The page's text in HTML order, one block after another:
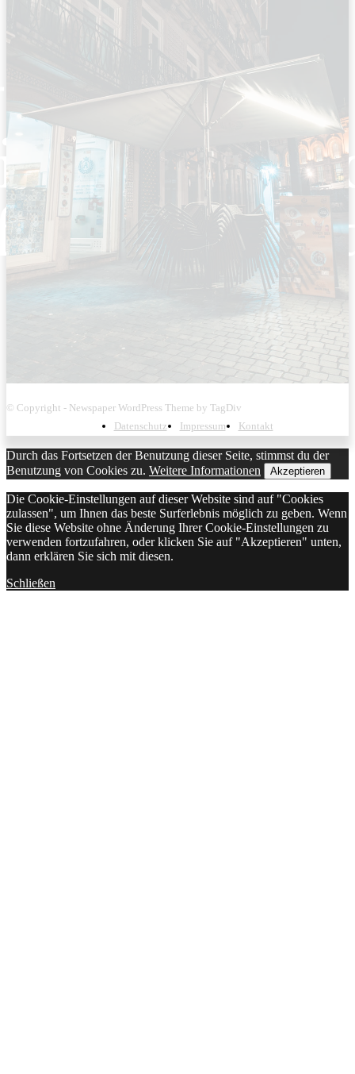
© Copyright - Newspaper WordPress Theme by TagDiv
Datenschutz
Impressum Kontakt
Durch das Fortsetzen der Benutzung dieser Seite, stimmst du der
Benutzung von Cookies zu. Weitere Informationen Akzeptieren
Die Cookie-Einstellungen auf dieser Website sind auf "Cookies
zulassen", um Ihnen das beste Surferlebnis möglich zu geben. Wenn
Sie diese Website ohne Änderung Ihrer Cookie-Einstellungen zu
verwenden fortzufahren, oder klicken Sie auf "Akzeptieren" unten,
dann erklären Sie sich mit diesen.
Schließen